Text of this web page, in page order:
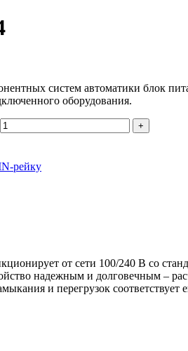
систем автоматики блок
оборудования.
рейку
от сети 100/240 В со
надежным и долговечным –
и перегрузок соответствует